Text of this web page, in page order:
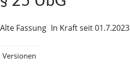
Alte Fassung In Kraft seit 01.7.2023
Versionen